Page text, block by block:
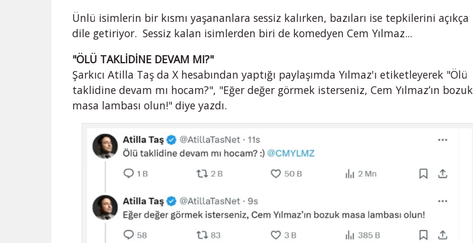
Ünlü isimlerin bir kısmı yaşananlara sessiz kalırken, bazıları ise tepkilerini açıkça
dile getiriyor. Sessiz kalan isimlerden biri de komedyen Cem Yılmaz...
"ÖLÜ TAKLİDİNE DEVAM MI?"
Şarkıcı Atilla Taş da X hesabından yaptığı paylaşımda Yılmaz'ı etiketleyerek "Ölü
taklidine devam mı hocam?", "Eğer değer görmek isterseniz, Cem Yılmaz’ın bozuk
masa lambası olun!" diye yazdı.